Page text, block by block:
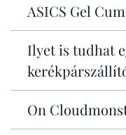
ASICS Gel
Ilyet is tudhat
On